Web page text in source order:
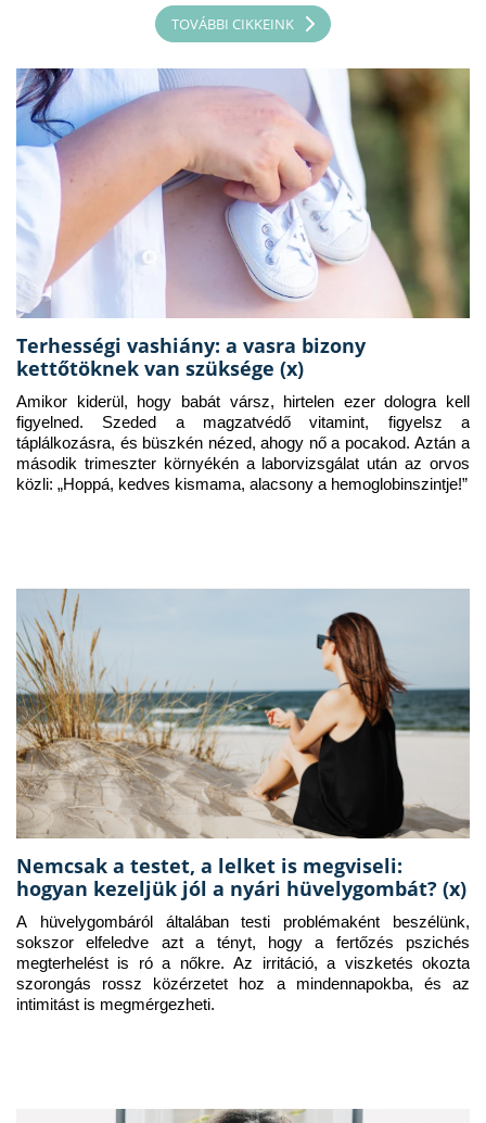
TOVÁBBI CIKKEINK
Terhességi vashiány: a vasra bizony
kettőtöknek van szüksége (x)
Amikor kiderül, hogy babát vársz, hirtelen ezer dologra kell
figyelned. Szeded a magzatvédő vitamint, figyelsz a
táplálkozásra, és büszkén nézed, ahogy nő a pocakod. Aztán a
második trimeszter környékén a laborvizsgálat után az orvos
közli: „Hoppá, kedves kismama, alacsony a hemoglobinszintje!”
Nemcsak a testet, a lelket is megviseli:
hogyan kezeljük jól a nyári hüvelygombát? (x)
A hüvelygombáról általában testi problémaként beszélünk,
sokszor elfeledve azt a tényt, hogy a fertőzés pszichés
megterhelést is ró a nőkre. Az irritáció, a viszketés okozta
szorongás rossz közérzetet hoz a mindennapokba, és az
intimitást is megmérgezheti.